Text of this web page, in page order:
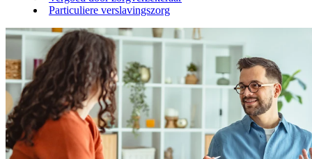
Particuliere verslavingszorg